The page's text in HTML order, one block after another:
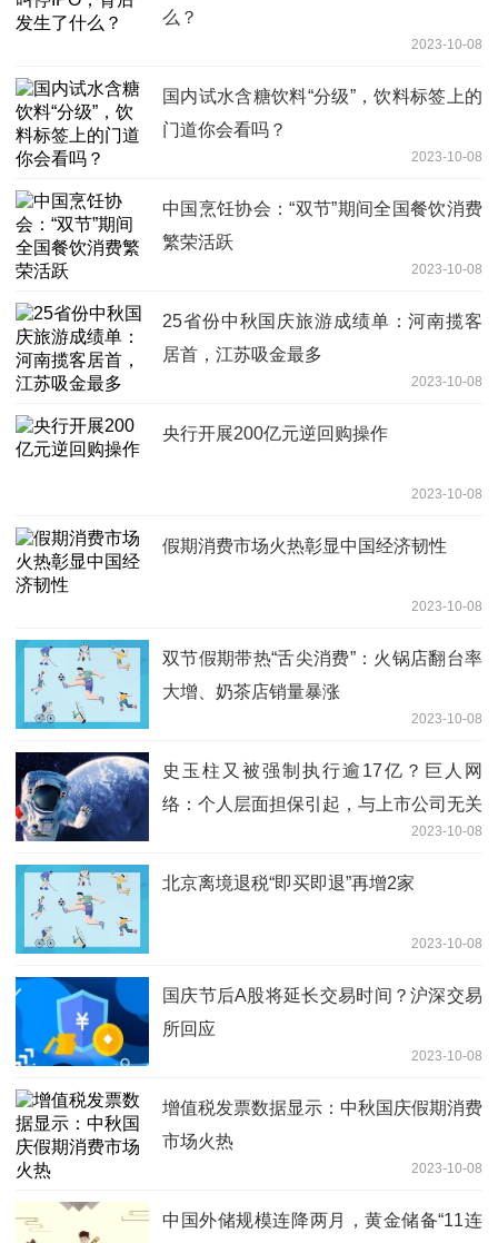
么？
2023-10-08
国内试水含糖饮料“分级”，饮料标签上的
门道你会看吗？
2023-10-08
中国烹饪协会：“双节”期间全国餐饮消费
繁荣活跃
2023-10-08
25省份中秋国庆旅游成绩单：河南揽客
居首，江苏吸金最多
2023-10-08
央行开展200亿元逆回购操作
2023-10-08
假期消费市场火热彰显中国经济韧性
2023-10-08
双节假期带热“舌尖消费”：火锅店翻台率
大增、奶茶店销量暴涨
2023-10-08
史玉柱又被强制执行逾17亿？巨人网
络：个人层面担保引起，与上市公司无关
2023-10-08
北京离境退税“即买即退”再增2家
2023-10-08
国庆节后A股将延长交易时间？沪深交易
所回应
2023-10-08
增值税发票数据显示：中秋国庆假期消费
市场火热
2023-10-08
中国外储规模连降两月，黄金储备“11连